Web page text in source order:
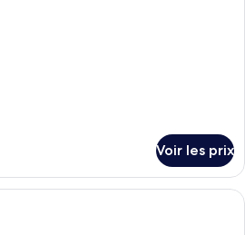
Voir les prix